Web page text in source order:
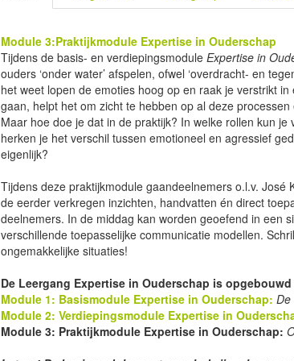
Module 3:Praktijkmodule Expertise in Ouderschap
Tijdens de basis- en verdiepingsmoduleExpertise in
ouders ‘onder water’ afspelen, ofwel ‘overdracht- en
het weet lopen de emoties hoog op en raak je verstrikt
gaan, helpt het om zicht te hebben op al deze
Maar hoe doe je dat in de praktijk? In welke rollen kun
herken je het verschil tussen emotioneel en agressief
eigenlijk?
Tijdens deze praktijkmodule gaandeelnemers o.l.v.
de eerder verkregen inzichten, handvatten én direct
deelnemers. In de middag kan worden geoefend in een
verschillende toepasselijke communicatie modellen.
ongemakkelijke situaties!
De Leergang Expertise in Ouderschap is
Module 1: Basismodule Expertise in Ouderschap: De
Module 2: Verdiepingsmodule Expertise in
Module 3: Praktijkmodule Expertise in Ouderschap: